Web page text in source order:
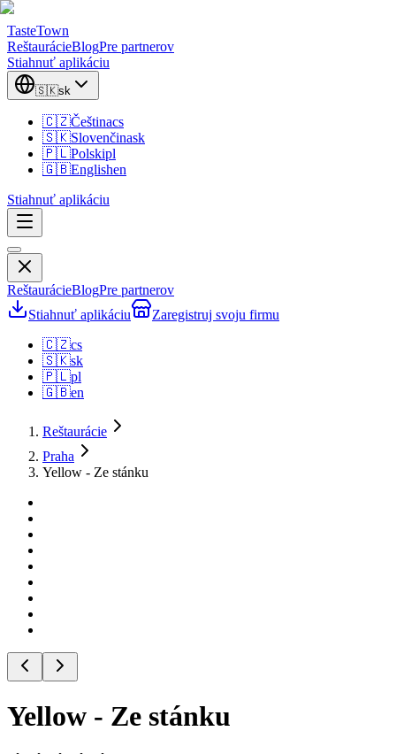
TasteTown
ReštaurácieBlogPre partnerov
Stiahnuť aplikáciu
🇸🇰sk
🇨🇿Češtinacs
🇸🇰Slovenčinask
🇵🇱Polskipl
🇬🇧Englishen
Stiahnuť aplikáciu
ReštaurácieBlogPre partnerov
Stiahnuť aplikáciu
Zaregistruj svoju firmu
🇨🇿cs
🇸🇰sk
🇵🇱pl
🇬🇧en
Reštaurácie
Praha
Yellow - Ze stánku
Yellow - Ze stánku